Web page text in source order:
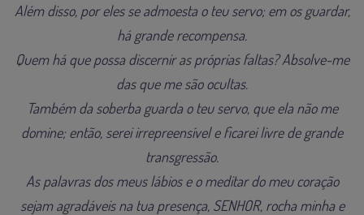
Além disso, por eles se admoesta o teu servo; em os guardar,
há grande recompensa.
Quem há que possa discernir as próprias faltas? Absolve-me
das que me são ocultas.
Também da soberba guarda o teu servo, que ela não me
domine; então, serei irrepreensível e ficarei livre de grande
transgressão.
As palavras dos meus lábios e o meditar do meu coração
sejam agradáveis na tua presença, SENHOR, rocha minha e